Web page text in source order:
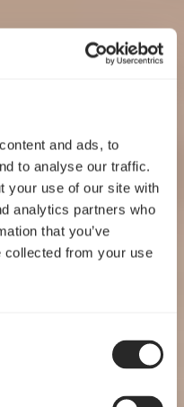
and ads, to
to analyse our traffic.
your use of our site with
analytics partners who
that you’ve
collected from your use